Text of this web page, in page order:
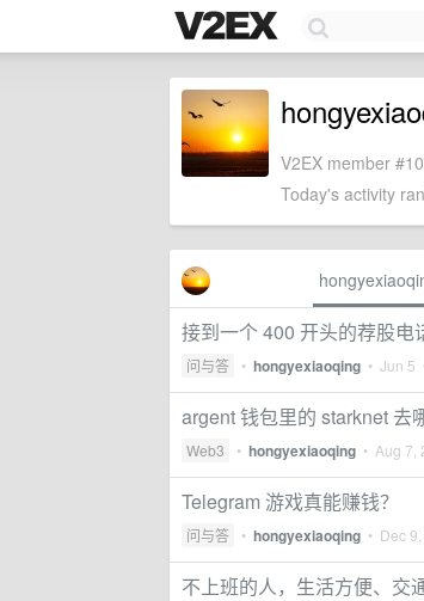
V2EX member
Today's activity
接到一个 400 开头的荐股电
问与答 • hongyexiaoqing • Jun 5
argent 钱包里的 starknet 去
Web3 • hongyexiaoqing • Aug 7,
Telegram 游戏真能赚钱？
问与答 • hongyexiaoqing • Dec
不上班的人，生活方便、交